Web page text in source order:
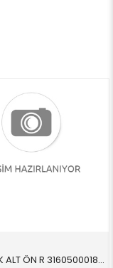
SALINCAK ALT ÖN R 3160500018 31122347965 31122347952 E60 SAĞ 2004-2011